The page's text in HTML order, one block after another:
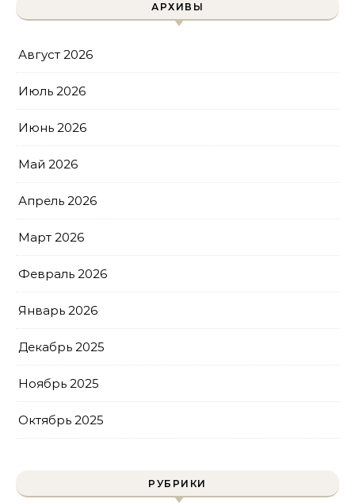
АРХИВЫ
Август 2026
Июль 2026
Июнь 2026
Май 2026
Апрель 2026
Март 2026
Февраль 2026
Январь 2026
Декабрь 2025
Ноябрь 2025
Октябрь 2025
РУБРИКИ